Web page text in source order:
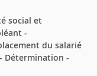
social et
-
du salarié
Détermination -